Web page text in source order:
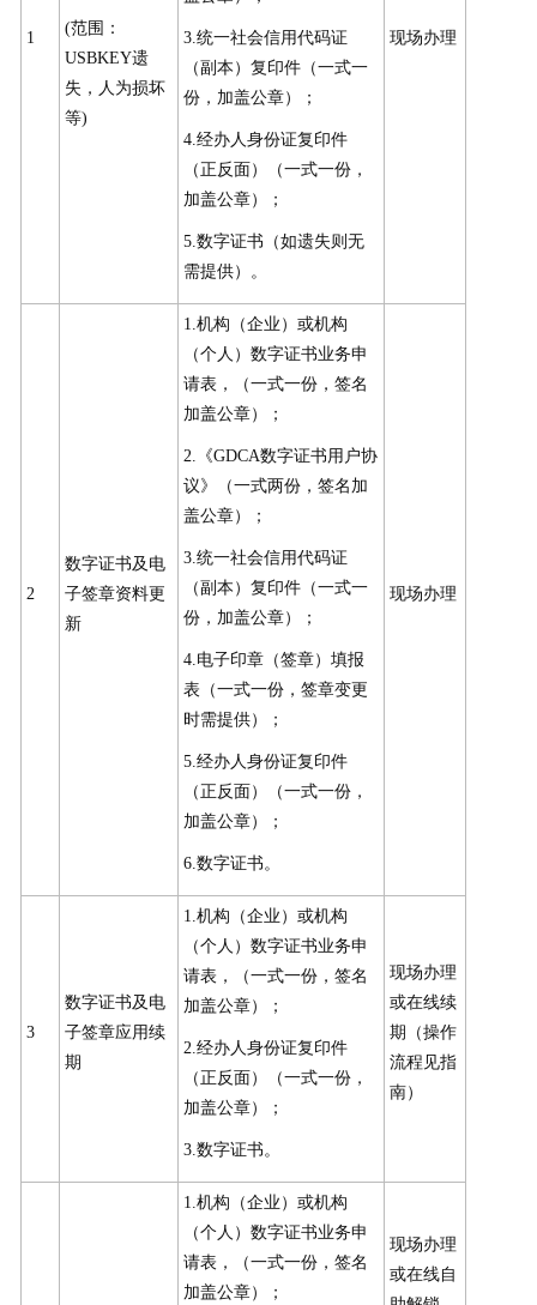
1
(范围：
USBKEY遗
失，人为损坏
等)
3.统一社会信用代码证
（副本）复印件（一式一
份，加盖公章）；
4.经办人身份证复印件
（正反面）（一式一份，
加盖公章）；
5.数字证书（如遗失则无
需提供）。
现场办理
2
数字证书及电
子签章资料更
新
1.机构（企业）或机构
（个人）数字证书业务申
请表，（一式一份，签名
加盖公章）；
2.《GDCA数字证书用户协
议》（一式两份，签名加
盖公章）；
3.统一社会信用代码证
（副本）复印件（一式一
份，加盖公章）；
4.电子印章（签章）填报
表（一式一份，签章变更
时需提供）；
5.经办人身份证复印件
（正反面）（一式一份，
加盖公章）；
6.数字证书。
现场办理
3
数字证书及电
子签章应用续
期
1.机构（企业）或机构
（个人）数字证书业务申
请表，（一式一份，签名
加盖公章）；
2.经办人身份证复印件
（正反面）（一式一份，
加盖公章）；
3.数字证书。
现场办理
或在线续
期（操作
流程见指
南）
1.机构（企业）或机构
（个人）数字证书业务申
请表，（一式一份，签名
加盖公章）；
现场办理
或在线自